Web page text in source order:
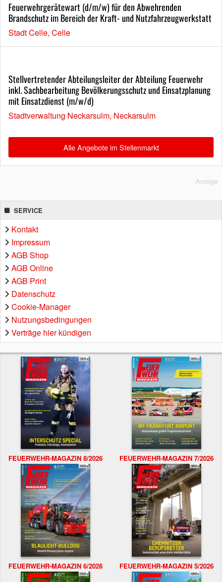
Feuerwehrgerätewart (d/m/w) für den Abwehrenden
Brandschutz im Bereich der Kraft- und Nutzfahrzeugwerkstatt
Stadt Celle, Celle
Stellvertretender Abteilungsleiter der Abteilung Feuerwehr
inkl. Sachbearbeitung Bevölkerungsschutz und Einsatzplanung
mit Einsatzdienst (m/w/d)
Stadtverwaltung Neckarsulm, Neckarsulm
Alle Angebote im Stellenmarkt
Anzeige
SERVICE
Kontakt
Impressum
AGB Shop
AGB Online
AGB Print
Datenschutz
Cookie-Manager
Nutzungsbedingungen
Verträge hier kündigen
FEUERWEHR-MAGAZIN 8/2026 FEUERWEHR-MAGAZIN 7/2026
FEUERWEHR-MAGAZIN 6/2026 FEUERWEHR-MAGAZIN 5/2026